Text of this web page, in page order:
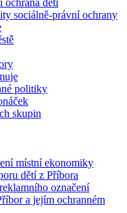
ochrana dětí
sociálně-právní ochrany
politiky
skupin
místní ekonomiky
dětí z Příbora
označení
a jejím ochranném